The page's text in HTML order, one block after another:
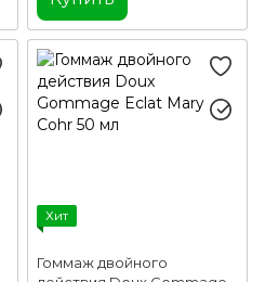
Хит
Гоммаж двойного